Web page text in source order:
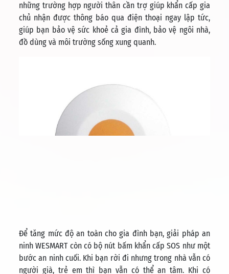
những trường hợp người thân cần trợ giúp khẩn cấp gia
chủ nhận được thông báo qua điện thoại ngay lập tức,
giúp bạn bảo vệ sức khoẻ cả gia đình, bảo vệ ngôi nhà,
đồ dùng và môi trường sống xung quanh.
Để tăng mức độ an toàn cho gia đình bạn, giải pháp an
ninh WESMART còn có bộ nút bấm khẩn cấp SOS như một
bước an ninh cuối. Khi bạn rời đi nhưng trong nhà vẫn có
người già, trẻ em thì bạn vẫn có thể an tâm. Khi có